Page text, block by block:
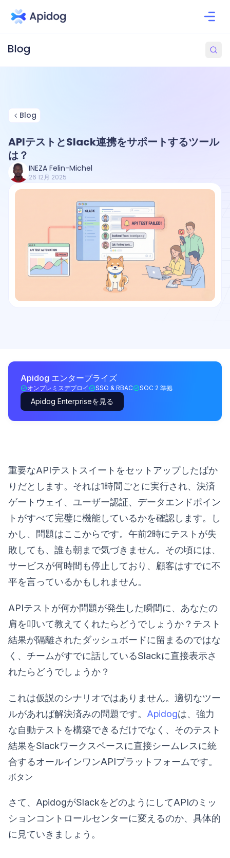
Blog
APIテストとSlack連携をサポートするツール
は？
INEZA Felin-Michel
26 12月 2025
Apidog エンタープライズ
オンプレミスデプロイ SSO & RBAC SOC 2 準拠
Apidog Enterpriseを見る
重要なAPIテストスイートをセットアップしたばか
りだとします。それは1時間ごとに実行され、決済
ゲートウェイ、ユーザー認証、データエンドポイン
トがすべて完璧に機能しているかを確認します。し
かし、問題はここからです。午前2時にテストが失
敗しても、誰も朝まで気づきません。その頃には、
サービスが何時間も停止しており、顧客はすでに不
平を言っているかもしれません。
APIテストが何か問題が発生した瞬間に、あなたの
肩を叩いて教えてくれたらどうでしょうか？テスト
結果が隔離されたダッシュボードに留まるのではな
く、チームがすでに話しているSlackに直接表示さ
れたらどうでしょうか？
これは仮説のシナリオではありません。適切なツー
ルがあれば解決済みの問題です。 Apidogは、強力
な自動テストを構築できるだけでなく、そのテスト
結果をSlackワークスペースに直接シームレスに統
合するオールインワンAPIプラットフォームです。
ボタン
さて、ApidogがSlackをどのようにしてAPIのミッ
ションコントロールセンターに変えるのか、具体的
に見ていきましょう。